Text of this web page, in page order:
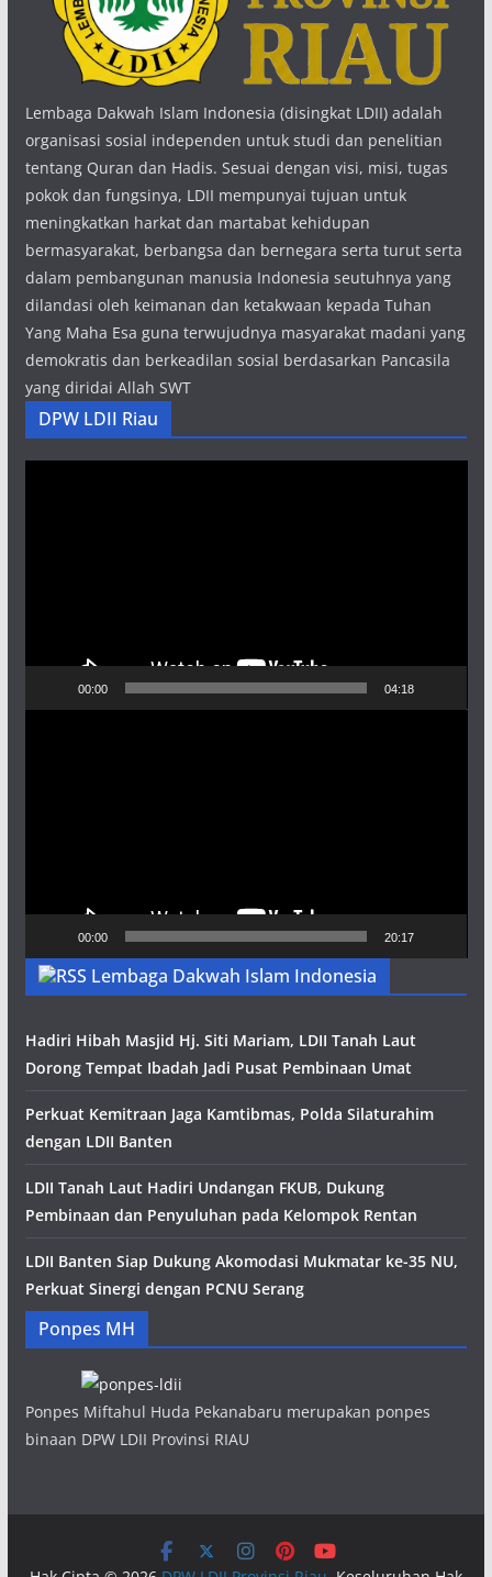
Lembaga Dakwah Islam Indonesia (disingkat LDII) adalah
organisasi sosial independen untuk studi dan penelitian
tentang Quran dan Hadis. Sesuai dengan visi, misi, tugas
pokok dan fungsinya, LDII mempunyai tujuan untuk
meningkatkan harkat dan martabat kehidupan
bermasyarakat, berbangsa dan bernegara serta turut serta
dalam pembangunan manusia Indonesia seutuhnya yang
dilandasi oleh keimanan dan ketakwaan kepada Tuhan
Yang Maha Esa guna terwujudnya masyarakat madani yang
demokratis dan berkeadilan sosial berdasarkan Pancasila
yang diridai Allah SWT
DPW LDII Riau
00:00 04:18
00:00 20:17
Lembaga Dakwah Islam Indonesia
Hadiri Hibah Masjid Hj. Siti Mariam, LDII Tanah Laut
Dorong Tempat Ibadah Jadi Pusat Pembinaan Umat
Perkuat Kemitraan Jaga Kamtibmas, Polda Silaturahim
dengan LDII Banten
LDII Tanah Laut Hadiri Undangan FKUB, Dukung
Pembinaan dan Penyuluhan pada Kelompok Rentan
LDII Banten Siap Dukung Akomodasi Mukmatar ke-35 NU,
Perkuat Sinergi dengan PCNU Serang
Ponpes MH
Ponpes Miftahul Huda Pekanabaru merupakan ponpes
binaan DPW LDII Provinsi RIAU